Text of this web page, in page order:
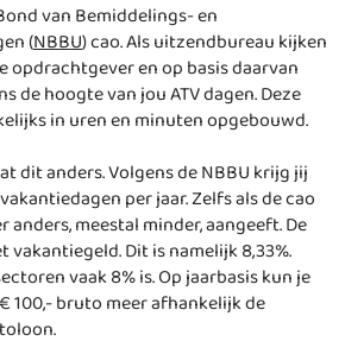
van Bemiddelings- en
(NBBU) cao. Als uitzendbureau kijken
opdrachtgever en op basis daarvan
de hoogte van jou ATV dagen. Deze
in uren en minuten opgebouwd.
dit anders. Volgens de NBBU krijg jij
per jaar. Zelfs als de cao
meestal minder, aangeeft. De
vakantiegeld. Dit is namelijk 8,33%.
vaak 8% is. Op jaarbasis kun je
100,- bruto meer afhankelijk de